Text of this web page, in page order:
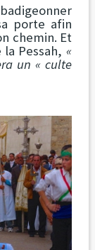
porte afin
chemin. Et
Pessah, «
un « culte